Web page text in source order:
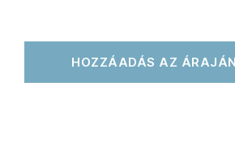
HOZZÁADÁS AZ